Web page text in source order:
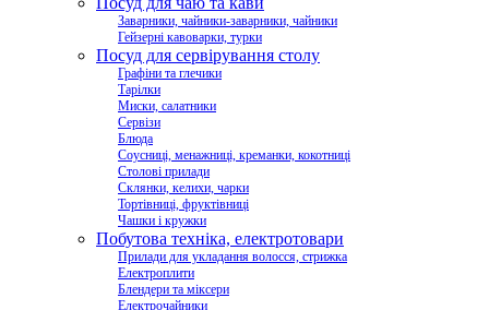
Заварники, чайники-заварники, чайники
Гейзерні кавоварки, турки
Посуд для сервірування столу
Графіни та глечики
Тарілки
Миски, салатники
Сервізи
Блюда
Соусниці, менажниці, креманки, кокотниці
Столові прилади
Склянки, келихи, чарки
Тортівниці, фруктівниці
Чашки і кружки
Побутова техніка, електротовари
Прилади для укладання волосся, стрижка
Електроплити
Блендери та міксери
Електрочайники